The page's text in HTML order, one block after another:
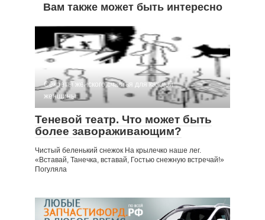
Вам также может быть интересно
Секреты женского счастья для каждой
женщины
Теневой театр. Что может быть
более завораживающим?
Чистый беленький снежок На крылечко наше лег.
«Вставай, Танечка, вставай, Гостью снежную встречай!»
Погуляла